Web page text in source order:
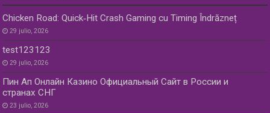
Chicken Road: Quick‑Hit Crash Gaming cu Timing Îndrăzneț
29 julio, 2026
test123123
29 julio, 2026
Пин Ап Онлайн Казино Официальный Сайт в России и
странах СНГ
23 julio, 2026